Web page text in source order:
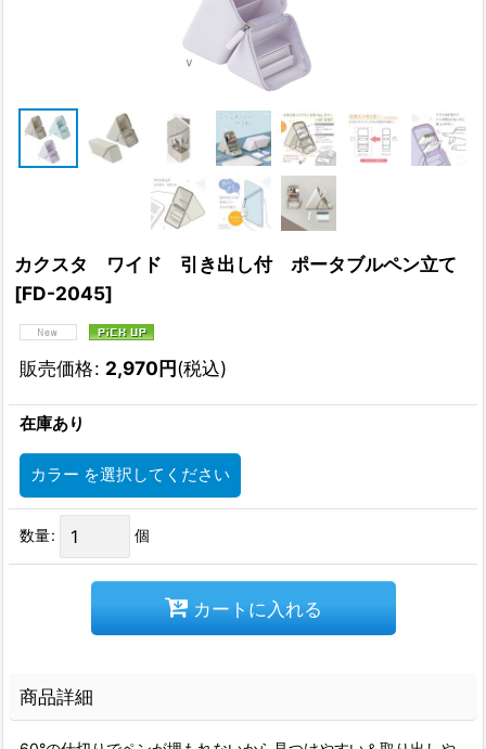
カクスタ ワイド 引き出し付 ポータブルペン立て
[FD-2045]
販売価格: 2,970円(税込)
在庫あり
カラー を選択してください
数量: 個
カートに入れる
商品詳細